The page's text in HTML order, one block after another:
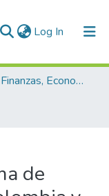
Log In (current)
Escuela de Finanzas, Economía y Gobierno
de